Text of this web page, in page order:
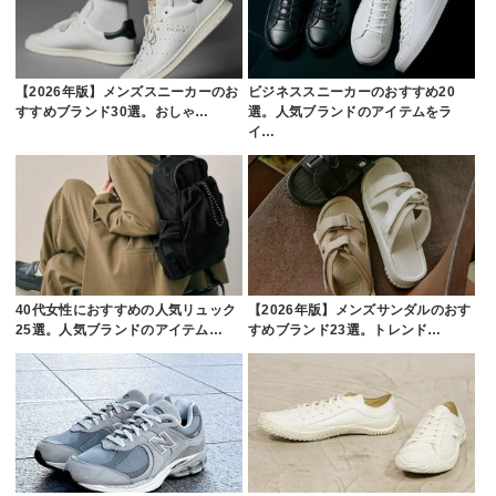
【2026年版】メンズスニーカーのお
すすめブランド30選。おしゃ…
ビジネススニーカーのおすすめ20
選。人気ブランドのアイテムをラ
イ…
40代女性におすすめの人気リュック
25選。人気ブランドのアイテム…
【2026年版】メンズサンダルのおす
すめブランド23選。トレンド…